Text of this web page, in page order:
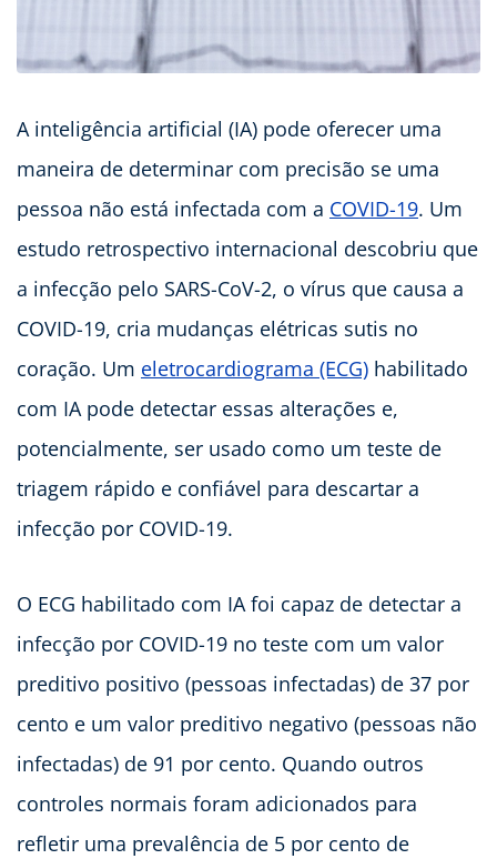
A inteligência artificial (IA) pode oferecer uma
maneira de determinar com precisão se uma
pessoa não está infectada com a COVID-19. Um
estudo retrospectivo internacional descobriu que
a infecção pelo SARS-CoV-2, o vírus que causa a
COVID-19, cria mudanças elétricas sutis no
coração. Um eletrocardiograma (ECG) habilitado
com IA pode detectar essas alterações e,
potencialmente, ser usado como um teste de
triagem rápido e confiável para descartar a
infecção por COVID-19.
O ECG habilitado com IA foi capaz de detectar a
infecção por COVID-19 no teste com um valor
preditivo positivo (pessoas infectadas) de 37 por
cento e um valor preditivo negativo (pessoas não
infectadas) de 91 por cento. Quando outros
controles normais foram adicionados para
refletir uma prevalência de 5 por cento de